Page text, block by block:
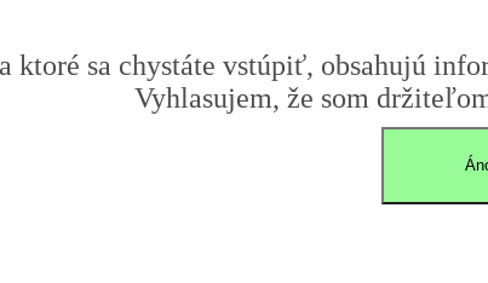
ktoré sa chystáte vstúpiť, obsahujú
Vyhlasujem, že som
1911 Compact/Officer